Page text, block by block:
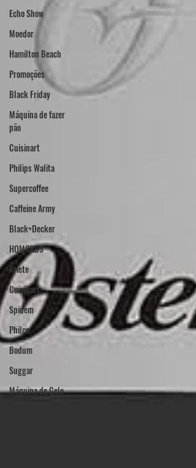
Echo Show
Moedor
Hamilton Beach
Promoções
Black Friday
Máquina de fazer
pão
Cuisinart
Philips Walita
Supercoffee
Caffeine Army
Black+Decker
HOMOKUS
Ariete
Cuisinart
Spidem
Philco
Bodum
Suggar
Máquina de Gelo